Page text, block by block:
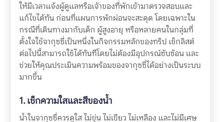
ให้มีเวลาแจ้งผู้ดูแลหรือเจ้าของที่พักเข้ามาตรวจสอบและ
แก้ไขได้ทัน ก่อนที่แผนการพักผ่อนจะสะดุด โดยเฉพาะใน
กรณีที่เดินทางมากับเด็ก ผู้สูงอายุ หรือหลายคนในกลุ่มที่
ตั้งใจใช้จากุซซี่เป็นหนึ่งในกิจกรรมหลักของทริป เช็กลิสต์
ต่อไปนี้สามารถใช้ได้ทันทีโดยไม่ต้องมีอุปกรณ์ซับซ้อน และ
ช่วยให้คุณประเมินความพร้อมของจากุซซี่ได้อย่างเป็นระบบ
มากขึ้น
1. เช็กความใสและสีของน้ำ
น้ำในจากุซซี่ควรดูใส ไม่ขุ่น ไม่เขียว ไม่เหลือง และไม่มีเศษ